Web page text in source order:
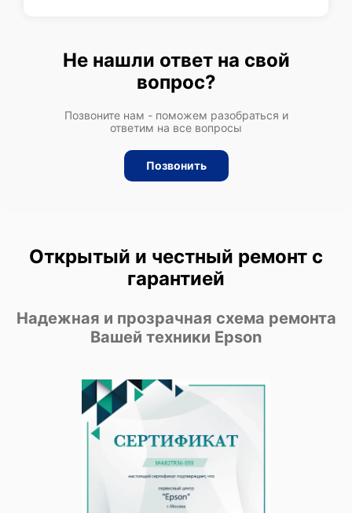
Не нашли ответ на свой
вопрос?
Позвоните нам - поможем разобраться и
ответим на все вопросы
Позвонить
Открытый и честный ремонт с
гарантией
Надежная и прозрачная схема ремонта
Вашей техники Epson